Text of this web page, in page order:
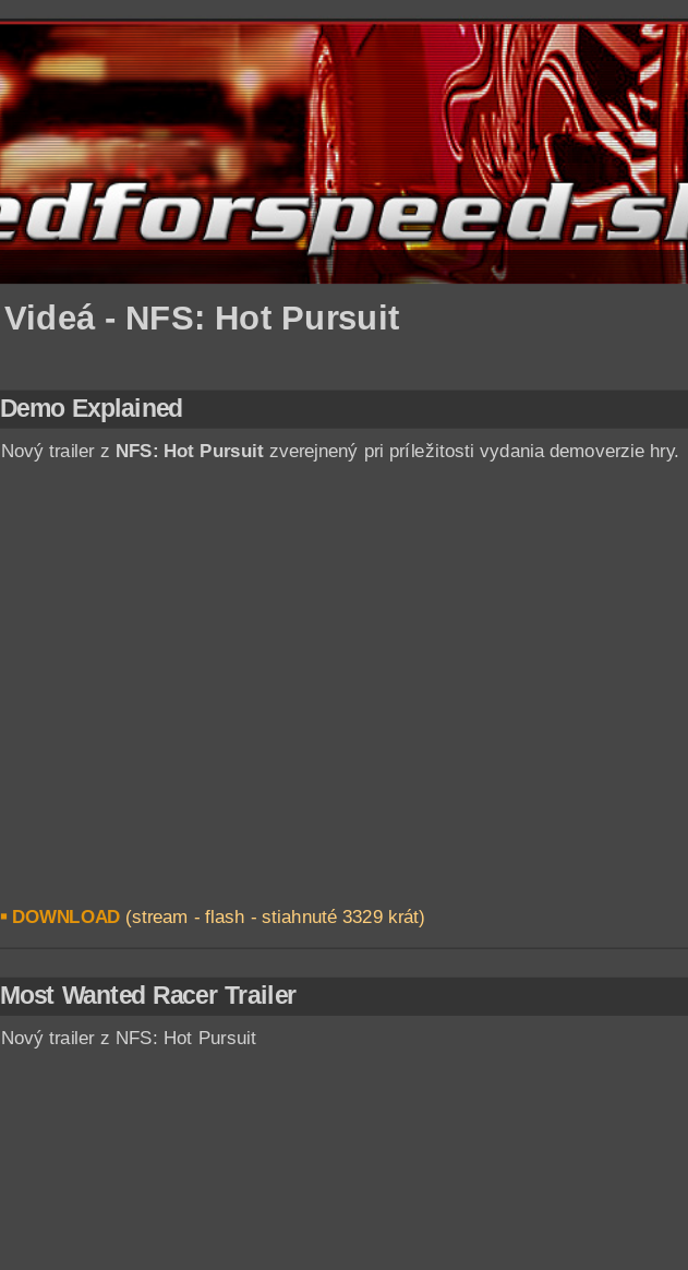
Videá - NFS: Hot Pursuit
Demo Explained
Nový trailer z NFS: Hot Pursuitzverejnený pri príležitosti vydania demoverzie hry.
DOWNLOAD (stream - flash - stiahnuté 3329 krát)
Most Wanted Racer Trailer
Nový trailer z NFS: Hot Pursuit